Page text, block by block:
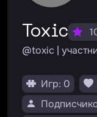
Toxic
@toxic |
Игр: 0